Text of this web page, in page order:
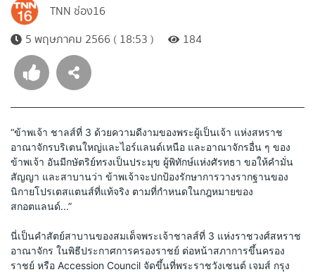
TNN ช่อง16
5 พฤษภาคม 2566 ( 18:53 )
184
“ข้าพเจ้า ชาลส์ที่ 3 ด้วยความดีงามของพระผู้เป็นเจ้า แห่งสหราช
อาณาจักรบริเตนใหญ่และไอร์แลนด์เหนือ และอาณาจักรอื่น ๆ ของ
ข้าพเจ้า อันมีกษัตริย์ทรงเป็นประมุข ผู้พิทักษ์แห่งศัรทธา ขอให้คำมั่น
สัญญา และสาบานว่า ข้าพเจ้าจะปกป้องรักษาการวางรากฐานของ
นิกายโปรเตสแตนส์ที่แท้จริง ตามที่กำหนดในกฎหมายของ
สกอตแลนด์...”
นี่เป็นคำสัตย์สาบานของสมเด็จพระเจ้าชาลส์ที่ 3 แห่งราชวงศ์สหราช
อาณาจักร ในพิธีประกาศการครองราชย์ ต่อหน้าสภาการขึ้นครอง
ราชย์ หรือ Accession Council จัดขึ้นที่พระราชวังเซนต์ เจมส์ กรุง